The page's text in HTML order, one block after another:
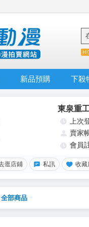
新品預購 下殺
東泉重
上次
賣家
會員
逛店鋪 私訊 收藏
全部商品